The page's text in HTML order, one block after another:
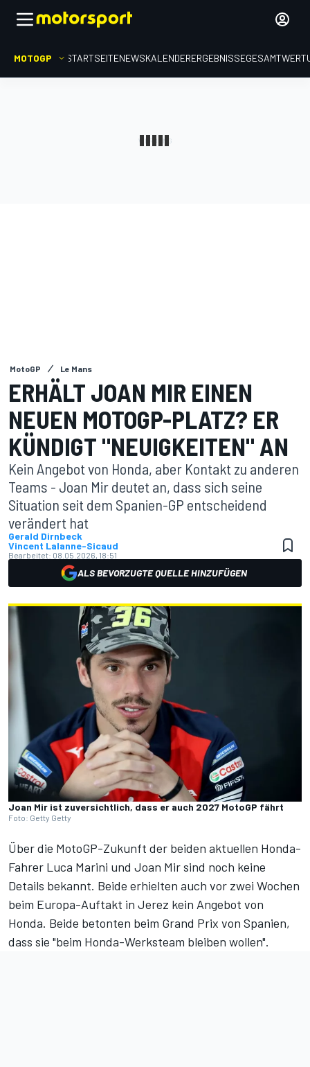
MOTOGP STARTSEITENEWSKALENDERERGEBNISSE
MotoGP Le Mans
ERHÄLT JOAN MIR EINEN
NEUEN MOTOGP-PLATZ? ER
KÜNDIGT "NEUIGKEITEN" AN
Kein Angebot von Honda, aber Kontakt zu anderen
Teams - Joan Mir deutet an, dass sich seine
Situation seit dem Spanien-GP entscheidend
verändert hat
Gerald Dirnbeck
Vincent Lalanne-Sicaud
Bearbeitet: 08.05.2026, 18:51
ALS BEVORZUGTE QUELLE HINZUFÜGEN
Joan Mir ist zuversichtlich, dass er auch 2027 MotoGP fährt
Foto: Getty Getty
Über die MotoGP-Zukunft der beiden aktuellen Honda-
Fahrer Luca Marini und Joan Mir sind noch keine
Details bekannt. Beide erhielten auch vor zwei Wochen
beim Europa-Auftakt in Jerez kein Angebot von
Honda. Beide betonten beim Grand Prix von Spanien,
dass sie "beim Honda-Werksteam bleiben wollen".